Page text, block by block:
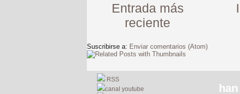
Entrada más
reciente
Suscribirse a: Enviar comentarios (Atom)
RSS
canal youtube